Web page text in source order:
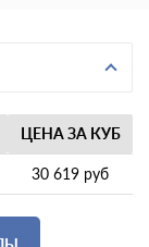
ЦЕНА ЗА КУБ
30 619 руб